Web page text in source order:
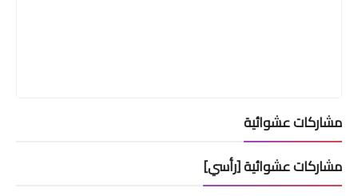
مشاركات عشوائية
مشاركات عشوائية [رأسي]